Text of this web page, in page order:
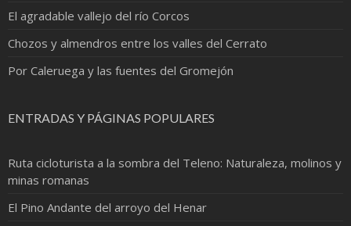
El agradable vallejo del río Corcos
Chozos y almendros entre los valles del Cerrato
Por Caleruega y las fuentes del Gromejón
ENTRADAS Y PÁGINAS POPULARES
Ruta cicloturista a la sombra del Teleno: Naturaleza, molinos y
minas romanas
El Pino Andante del arroyo del Henar